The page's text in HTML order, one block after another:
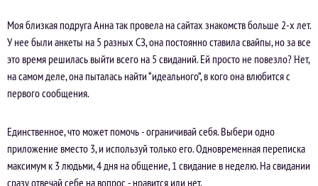
Моя близкая подруга Анна так провела на сайтах знакомств больше 2-х лет.
У нее были анкеты на 5 разных СЗ, она постоянно ставила свайпы, но за все
это время решилась выйти всего на 5 свиданий. Ей просто не повезло? Нет,
на самом деле, она пыталась найти “идеального”, в кого она влюбится с
первого сообщения.
Единственное, что может помочь - ограничивай себя. Выбери одно
приложение вместо 3, и используй только его. Одновременная переписка
максимум к 3 людьми, 4 дня на общение, 1 свидание в неделю. На свидании
сразу отвечай себе на вопрос - нравится или нет.